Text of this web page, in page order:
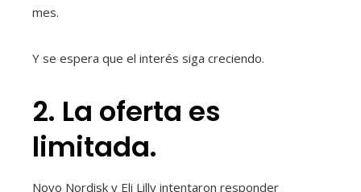
mes.
Y se espera que el interés siga creciendo.
2. La oferta es
limitada.
Novo Nordisk y Eli Lilly intentaron responder